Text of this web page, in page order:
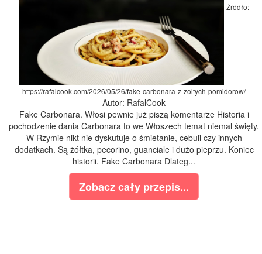
Źródło:
https://rafalcook.com/2026/05/26/fake-carbonara-z-zoltych-pomidorow/
Autor: RafalCook
Fake Carbonara. Włosi pewnie już piszą komentarze Historia i
pochodzenie dania Carbonara to we Włoszech temat niemal święty.
W Rzymie nikt nie dyskutuje o śmietanie, cebuli czy innych
dodatkach. Są żółtka, pecorino, guanciale i dużo pieprzu. Koniec
historii. Fake Carbonara Dlateg...
Zobacz cały przepis...